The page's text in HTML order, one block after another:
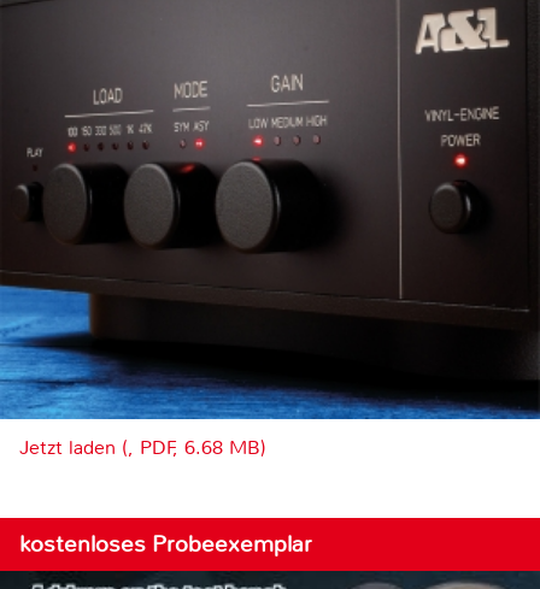
Jetzt laden (, PDF, 6.68 MB)
kostenloses Probeexemplar